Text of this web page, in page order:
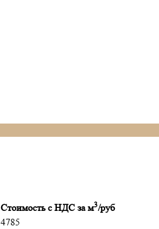
Стоимость с НДС за м3/руб
4785